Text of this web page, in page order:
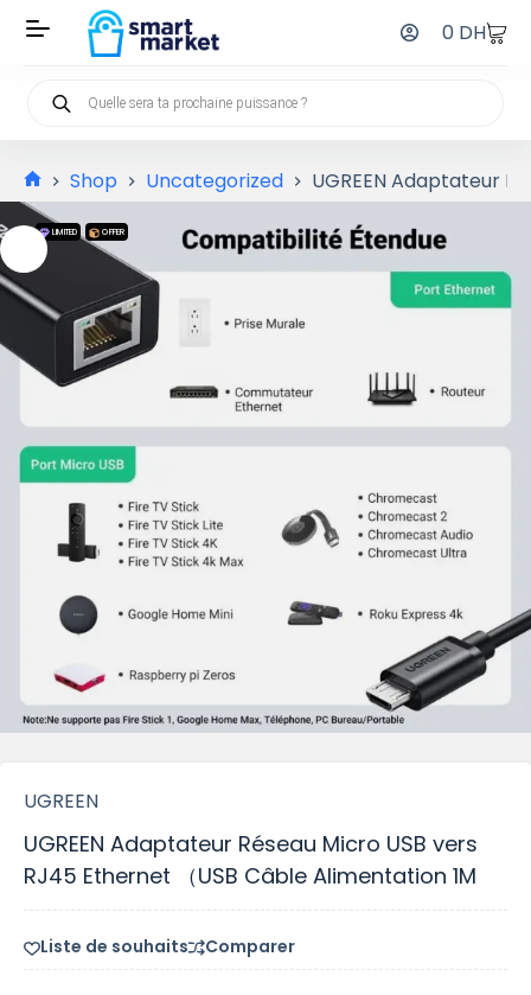
0 DH
Shop Uncategorized UGREEN Adaptateur
LIMITED OFFER
UGREEN
UGREEN Adaptateur Réseau Micro USB vers
RJ45 Ethernet （USB Câble Alimentation 1M
Liste de souhaits Comparer